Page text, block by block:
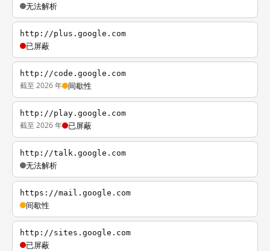
无法解析
http://plus.google.com
已屏蔽
http://code.google.com
截至 2026 年 间歇性
http://play.google.com
截至 2026 年 已屏蔽
http://talk.google.com
无法解析
https://mail.google.com
间歇性
http://sites.google.com
已屏蔽